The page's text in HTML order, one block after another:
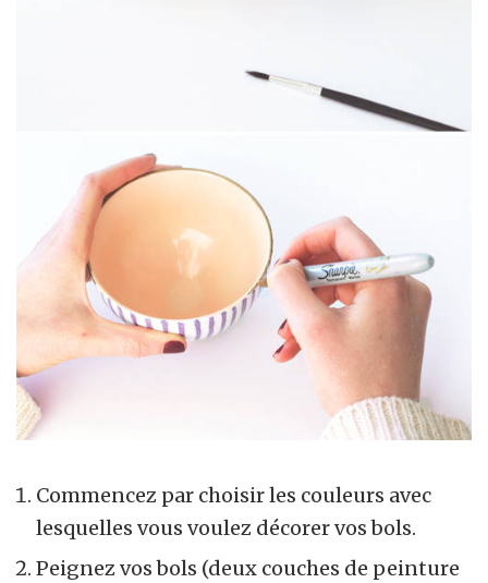
Commencez par choisir les couleurs avec
lesquelles vous voulez décorer vos bols.
Peignez vos bols (deux couches de peinture